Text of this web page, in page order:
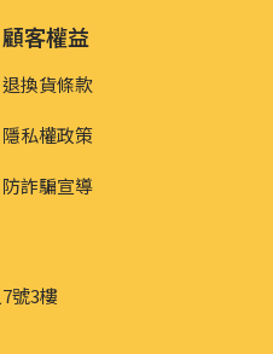
顧客權益
退換貨條款
隱私權政策
防詐騙宣導
號3樓